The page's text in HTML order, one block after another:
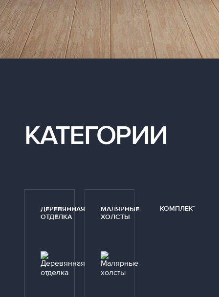
КАТЕГОРИИ
ДЕРЕВЯННАЯ
ОТДЕЛКА
МАЛЯРНЫЕ
ХОЛСТЫ